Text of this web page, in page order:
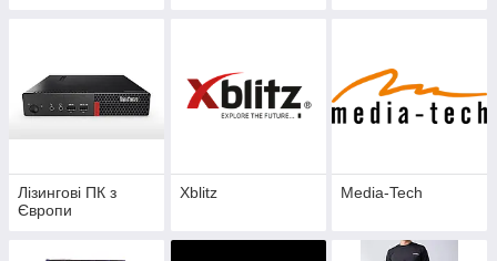
Лізингові ПК з
Європи
Xblitz Media-Tech